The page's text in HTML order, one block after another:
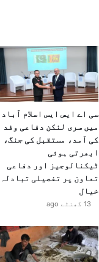
سی اے ایس ایس اسلام آباد
میں سری لنکن دفاعی وفد
کی آمد، مستقبل کی جنگ،
ابھرتی ہوئی
ٹیکنالوجیز اور دفاعی
تعاون پر تفصیلی تبادلہ
خیال
13 گھنٹے ago